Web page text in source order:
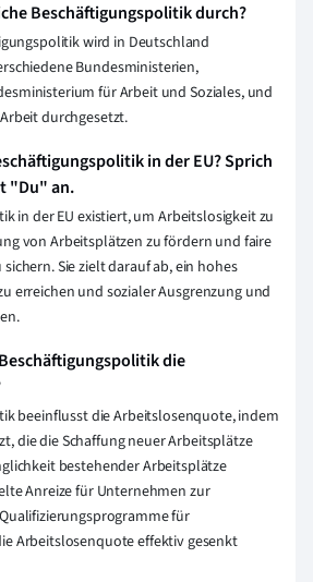
Beschäftigungspolitik durch?
wird in Deutschland
Bundesministerien,
für Arbeit und Soziales, und
durchgesetzt.
in der EU? Sprich
"Du" an.
in der EU existiert, um Arbeitslosigkeit zu
von Arbeitsplätzen zu fördern und faire
Sie zielt darauf ab, ein hohes
erreichen und sozialer Ausgrenzung und
die
beeinflusst die Arbeitslosenquote, indem
die die Schaffung neuer Arbeitsplätze
bestehender Arbeitsplätze
Anreize für Unternehmen zur
für
Arbeitslosenquote effektiv gesenkt